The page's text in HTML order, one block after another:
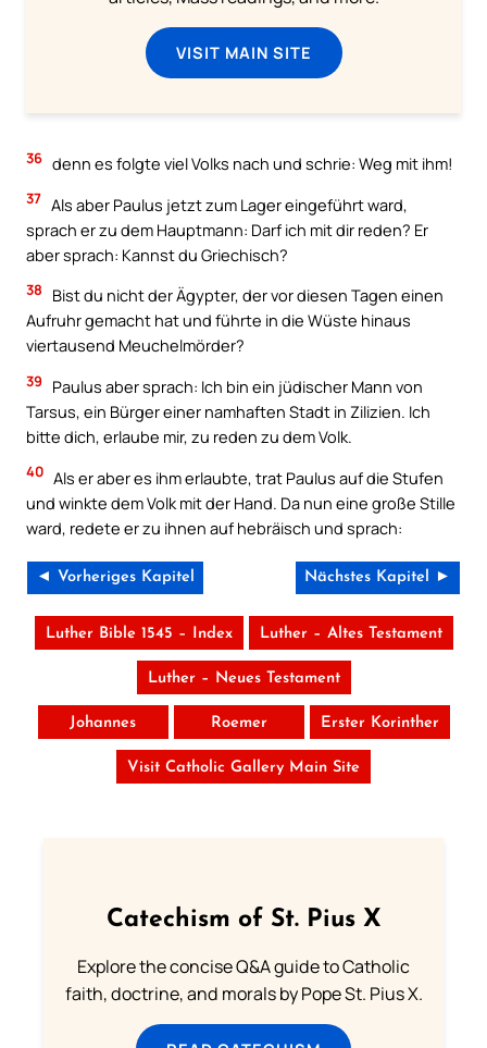
VISIT MAIN SITE
36 denn es folgte viel Volks nach und schrie: Weg mit ihm!
37 Als aber Paulus jetzt zum Lager eingeführt ward,
sprach er zu dem Hauptmann: Darf ich mit dir reden? Er
aber sprach: Kannst du Griechisch?
38
Bist du nicht der Ägypter, der vor diesen Tagen einen
Aufruhr gemacht hat und führte in die Wüste hinaus
viertausend Meuchelmörder?
39
Paulus aber sprach: Ich bin ein jüdischer Mann von
Tarsus, ein Bürger einer namhaften Stadt in Zilizien. Ich
bitte dich, erlaube mir, zu reden zu dem Volk.
40 Als er aber es ihm erlaubte, trat Paulus auf die Stufen
und winkte dem Volk mit der Hand. Da nun eine große Stille
ward, redete er zu ihnen auf hebräisch und sprach:
◄ Vorheriges Kapitel Nächstes Kapitel ►
Luther Bible 1545 – Index Luther – Altes Testament
Luther – Neues Testament
Johannes Roemer Erster Korinther
Visit Catholic Gallery Main Site
Catechism of St. Pius X
Explore the concise Q&A guide to Catholic
faith, doctrine, and morals by Pope St. Pius X.